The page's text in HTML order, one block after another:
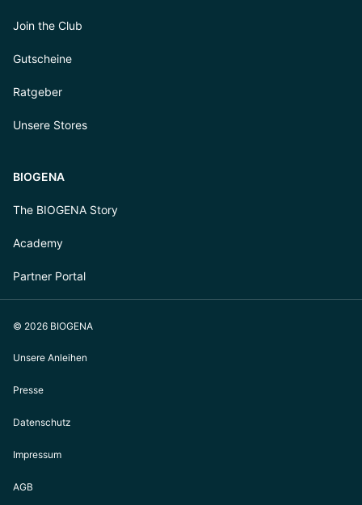
Join the Club
Gutscheine
Ratgeber
Unsere Stores
BIOGENA
The BIOGENA Story
Academy
Partner Portal
© 2026 BIOGENA
Unsere Anleihen
Presse
Datenschutz
Impressum
AGB